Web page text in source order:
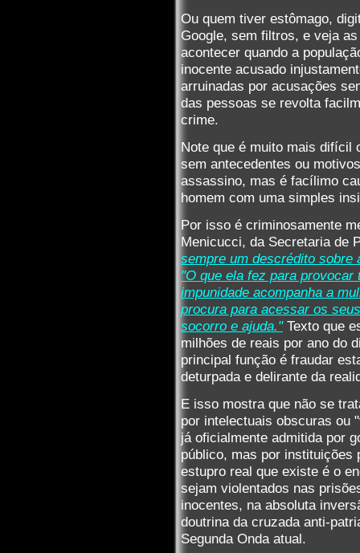
Ou quem tiver estômago,
Google, sem filtros, e veja
acontecer quando a
inocente acusado
arruinadas por acusações
das pessoas se revolta
crime.
Note que é muito mais difícil
sem antecedentes ou
assassino, mas é facílimo
homem com uma simples
Por isso é criminosamente
Menicucci, da Secretaria de
sempre um descrédito sobre
"O que ela fez para
impunidade acompanha a
procura para acessar os
socorro e ajuda."Texto que
milhões de reais por ano do
principal função é fraudar
deturpada e delirante da
E isso mostra que não se
por intelectuais obscuras ou
já oficialmente admitida por
público, mas por instituições
estupro real que existe é o
sejam violentados nas
inocentes, na absoluta
doutrina da cruzada anti-
Segunda Onda atual.